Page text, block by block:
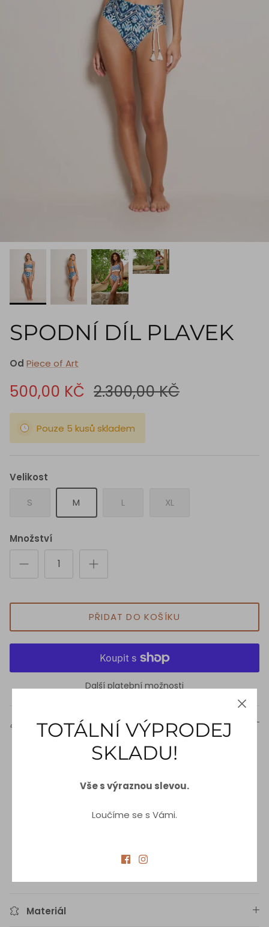
SPODNÍ DÍL PLAVEK
Od Piece of Art
500,00 KČ 2.300,00 KČ
Pouze 5 kusů skladem
Velikost
S
M L XL
Množství
PŘIDAT DO KOŠÍKU
Další platební možnosti
Popis
Náš Spodní díl plavek má vázání na boku a ručně
vyrobené střapce na konci šněrování, které dodávají
nylon fibers and it also has 50+ UV Protection against
Materiál
TOTÁLNÍ VÝPRODEJ
SKLADU!
Vše s výraznou slevou.
Loučíme se s Vámi.